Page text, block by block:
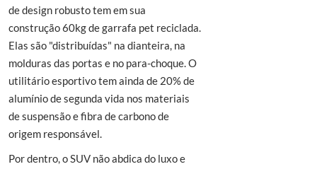
de design robusto tem em sua
construção 60kg de garrafa pet reciclada.
Elas são "distribuídas" na dianteira, na
molduras das portas e no para-choque. O
utilitário esportivo tem ainda de 20% de
alumínio de segunda vida nos materiais
de suspensão e fibra de carbono de
origem responsável.
Por dentro, o SUV não abdica do luxo e